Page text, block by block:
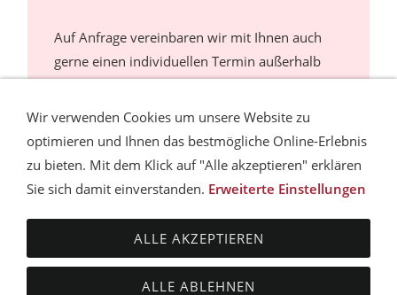
Auf Anfrage vereinbaren wir mit Ihnen auch
gerne einen individuellen Termin außerhalb
VERSANDBEDINGUNGEN
ZAHLUNGSMÖGLICHKEITEN
SITEMAP COOKIES
© mailbeckcosmetics - Studio für Kosmetik & Permanent
Wir verwenden Cookies um unsere Website zu
optimieren und Ihnen das bestmögliche Online-Erlebnis
zu bieten. Mit dem Klick auf "Alle akzeptieren" erklären
Sie sich damit einverstanden. Erweiterte Einstellungen
ALLE AKZEPTIEREN
ALLE ABLEHNEN